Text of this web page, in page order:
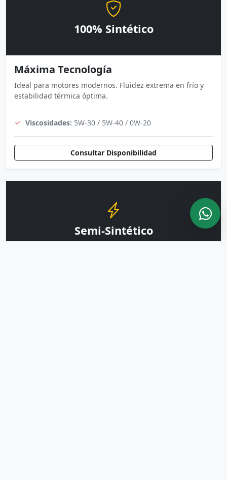
100% Sintético
Máxima Tecnología
Ideal para motores modernos. Fluidez extrema en frío y
estabilidad térmica óptima.
Viscosidades: 5W-30 / 5W-40 / 0W-20
Consultar Disponibilidad
Semi-Sintético